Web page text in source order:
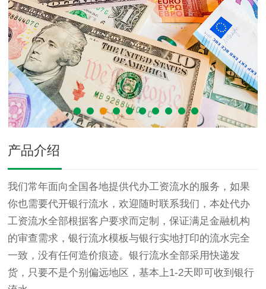
产品介绍
我们常年面向全国各地提供代办工资流水的服务，如果
你也需要代开银行流水，欢迎随时联系我们，本处代办
工资流水全部根据客户要求而定制，保证满足金融机构
的审查需求，银行流水模板与银行实地打印的流水完全
一致，没有任何造价痕迹。银行流水全部采用快递发
货，只要不是个别偏远地区，基本上1-2天即可收到银行